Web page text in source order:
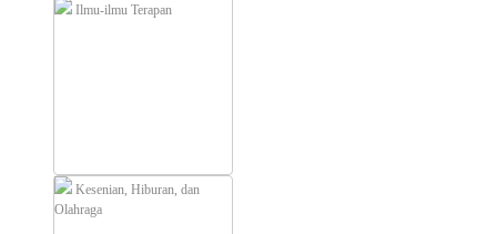
Ilmu-ilmu Terapan
Kesenian, Hiburan, dan
Olahraga